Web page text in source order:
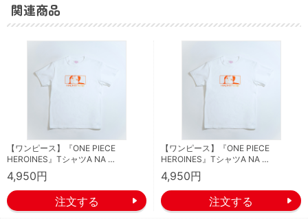
関連商品
【ワンピース】『ONE PIECE
HEROINES』TシャツA NA …
4,950円
【ワンピース】『ONE PIECE
HEROINES』TシャツA NA …
4,950円